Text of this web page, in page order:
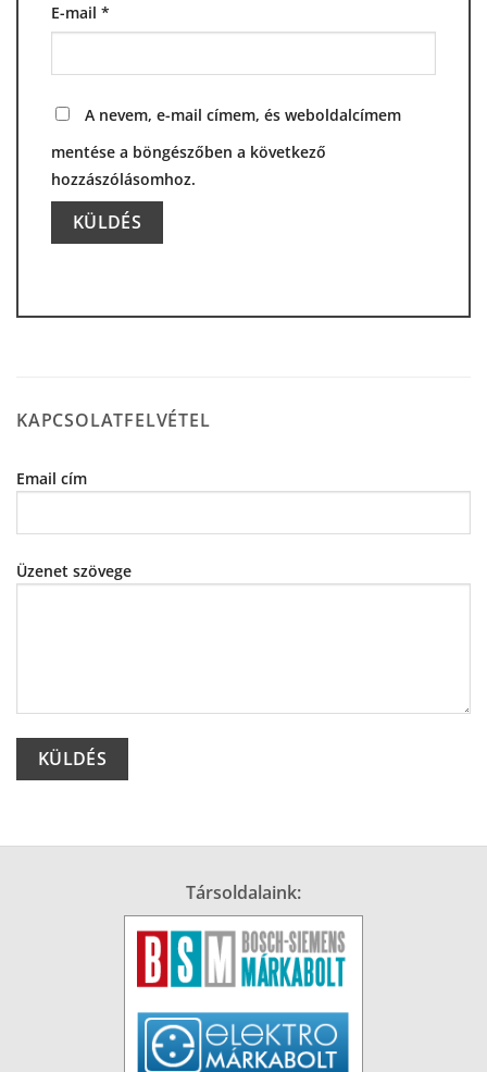
E-mail *
A nevem, e-mail címem, és weboldalcímem
mentése a böngészőben a következő
hozzászólásomhoz.
KAPCSOLATFELVÉTEL
Email cím
Üzenet szövege
Társoldalaink: